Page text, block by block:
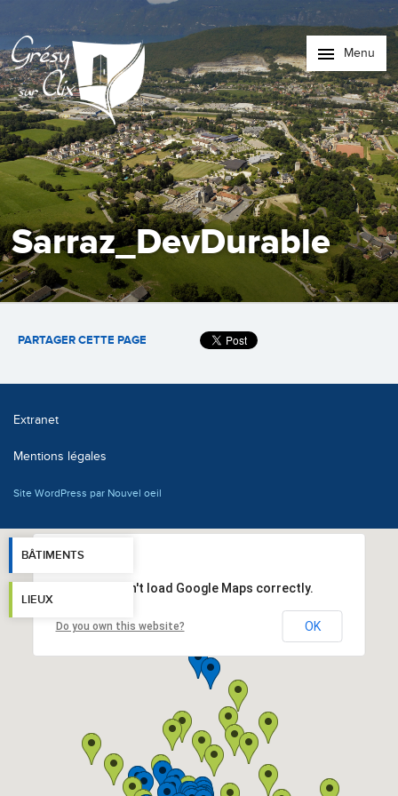
Menu
Sarraz_DevDurable
PARTAGER CETTE PAGE
Extranet
Mentions légales
Site WordPress par Nouvel oeil
BÂTIMENTS
LIEUX
This page can't load Google Maps correctly.
Do you own this website? OK